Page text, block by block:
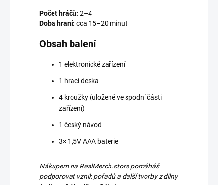
Počet hráčů: 2–4
Doba hraní: cca 15–20 minut
Obsah balení
1 elektronické zařízení
1 hrací deska
4 kroužky (uložené ve spodní části
zařízení)
1 český návod
3× 1,5V AAA baterie
Nákupem na RealMerch.store pomáháš
podporovat vznik pořadů a další tvorby z dílny